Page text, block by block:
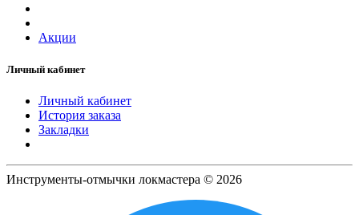
Акции
Личный кабинет
Личный кабинет
История заказа
Закладки
Инструменты-отмычки локмастера © 2026